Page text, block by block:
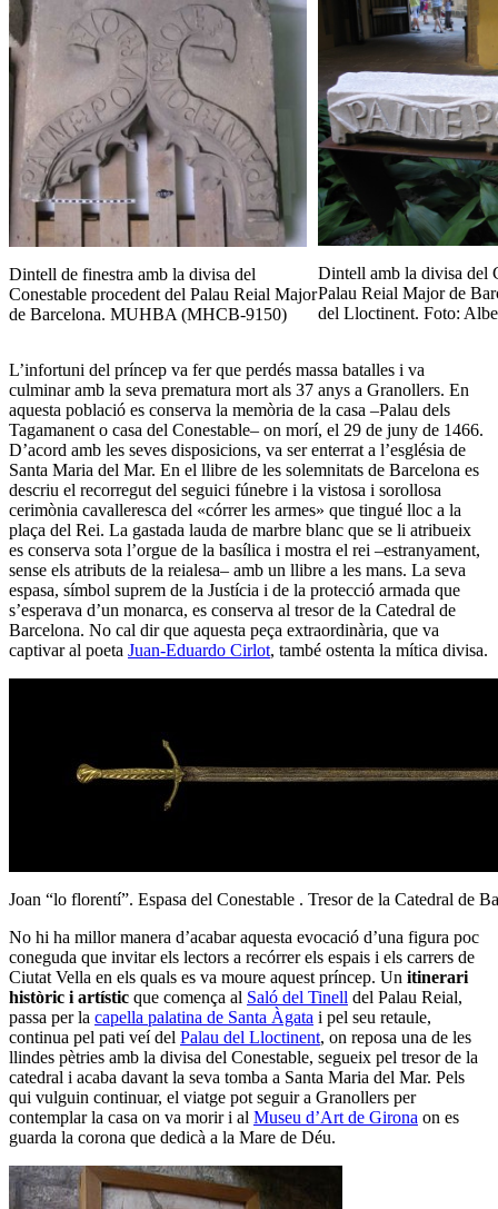
Dintell de finestra amb la divisa del
Conestable procedent del Palau Reial Major
de Barcelona. MUHBA (MHCB-9150)
Dintell amb la divisa del
Palau Reial Major de
del Lloctinent. Foto:
L’infortuni del príncep va fer que perdés massa batalles i va
culminar amb la seva prematura mort als 37 anys a Granollers. En
aquesta població es conserva la memòria de la casa –Palau dels
Tagamanent o casa del Conestable– on morí, el 29 de juny de 1466.
D’acord amb les seves disposicions, va ser enterrat a l’església de
Santa Maria del Mar. En el llibre de les solemnitats de Barcelona es
descriu el recorregut del seguici fúnebre i la vistosa i sorollosa
cerimònia cavalleresca del «córrer les armes» que tingué lloc a la
plaça del Rei. La gastada lauda de marbre blanc que se li atribueix
es conserva sota l’orgue de la basílica i mostra el rei –estranyament,
sense els atributs de la reialesa– amb un llibre a les mans. La seva
espasa, símbol suprem de la Justícia i de la protecció armada que
s’esperava d’un monarca, es conserva al tresor de la Catedral de
Barcelona. No cal dir que aquesta peça extraordinària, que va
captivar al poeta Juan-Eduardo Cirlot, també ostenta la mítica divisa.
Joan “lo florentí”. Espasa del Conestable . Tresor de la Catedral de
No hi ha millor manera d’acabar aquesta evocació d’una figura poc
coneguda que invitar els lectors a recórrer els espais i els carrers de
Ciutat Vella en els quals es va moure aquest príncep. Un itinerari
històric i artístic que comença al Saló del Tinell del Palau Reial,
passa per la capella palatina de Santa Àgata i pel seu retaule,
continua pel pati veí del Palau del Lloctinent, on reposa una de les
llindes pètries amb la divisa del Conestable, segueix pel tresor de la
catedral i acaba davant la seva tomba a Santa Maria del Mar. Pels
qui vulguin continuar, el viatge pot seguir a Granollers per
contemplar la casa on va morir i al Museu d’Art de Girona on es
guarda la corona que dedicà a la Mare de Déu.